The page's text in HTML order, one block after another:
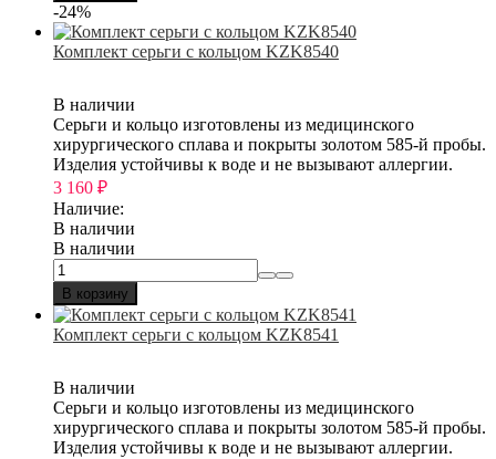
-24%
Комплект серьги с кольцом KZK8540
В наличии
Серьги и кольцо изготовлены из медицинского
хирургического сплава и покрыты золотом 585-й пробы.
Изделия устойчивы к воде и не вызывают аллергии.
3 160 ₽
Наличие:
В наличии
В наличии
В корзину
Комплект серьги с кольцом KZK8541
В наличии
Серьги и кольцо изготовлены из медицинского
хирургического сплава и покрыты золотом 585-й пробы.
Изделия устойчивы к воде и не вызывают аллергии.